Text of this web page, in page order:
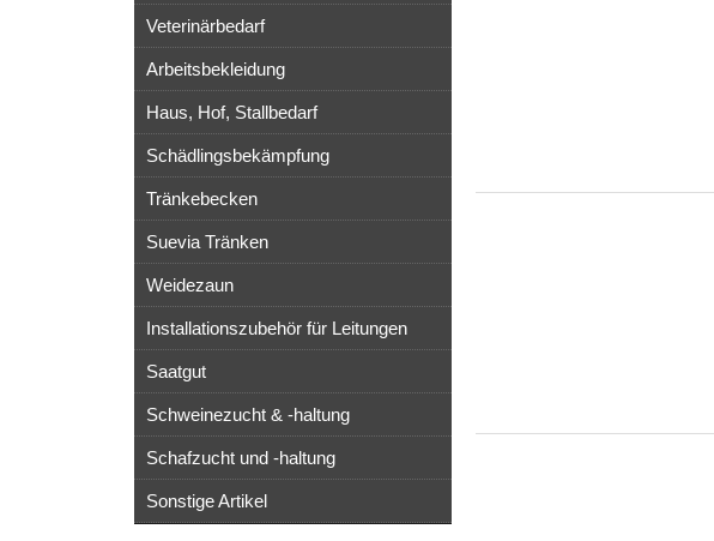
Veterinärbedarf
Arbeitsbekleidung
Haus, Hof, Stallbedarf
Schädlingsbekämpfung
Tränkebecken
Suevia Tränken
Weidezaun
Installationszubehör für Leitungen
Saatgut
Schweinezucht & -haltung
Schafzucht und -haltung
Sonstige Artikel